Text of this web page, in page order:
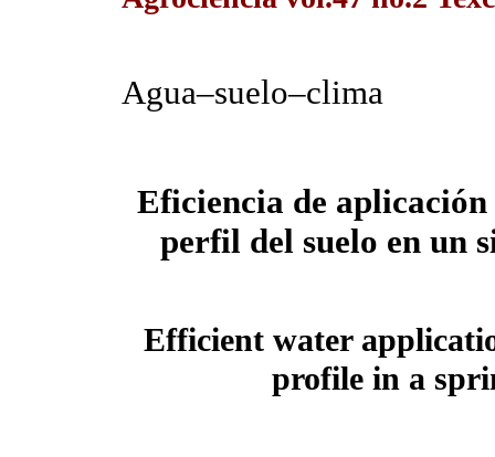
Agua–suelo–clima
Eficiencia de
perfil del suelo en un
Efficient water
profile in a